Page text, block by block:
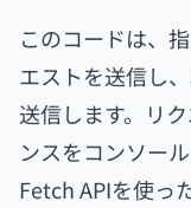
このコードは、
エストを送信し
送信します。リ
ンスをコンソー
Fetch APIを使っ